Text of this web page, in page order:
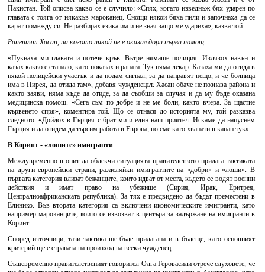
Пакистан. Той описва какво се е случило: «Спях, когато изведнъж бях ударен по
главата с тояга от някакъв мароканец. Снощи някои бяха пили и започнаха да се
карат помежду си. Не разбирах езика им и не зная защо ме удариха», казва той.
Раненият Хасан, на когото никой не е оказал дори първа помощ
«Пукнаха ми главата и потече кръв. Вътре нямаше полиция. Излязох навън и
казах какво е станало, като показах и раната. Тук няма лекар. Казаха ми да отида в
някой полицейски участък и да подам сигнал, за да направят нещо, и че болница
има в Пирея, да отида там», добавя чужденецът. Хасан обаче не познава района и
както заяви, няма къде да отиде, за да съобщи за случая и да му бъде оказана
медицинска помощ. «Сега съм по-добре и не ме боли, както вчера. За щастие
кървенето спря», коментира той. Що се отнася до историята му, той разказва
следното: «Дойдох в Гърция с брат ми и един наш приятел. Искаме да напуснем
Гърция и да отидем да търсим работа в Европа, но сме като хванати в капан тук».
В Коринт - «лошите» имигранти
Междувременно в опит да облекчи ситуацията правителството прилага тактиката
на други европейски страни, разделяйки имигрантите на «добри» и «лоши». В
първата категория влизат бежанците, които идват от места, където се водят военни
действия и имат право на убежище (Сирия, Ирак, Еритрея,
Централноафриканската република). За тях е предвидено да бъдат преместени в
Елинико. Във втората категория са включени икономическите имигранти, като
например мароканците, които се извозват в центъра за задържане на имигранти в
Коринт.
Според източници, тази тактика ще бъде прилагана и в бъдеще, като основният
критерий ще е страната на произход на всеки чужденец.
Същевременно правителственият говорител Олга Геровасили отрече слуховете, че